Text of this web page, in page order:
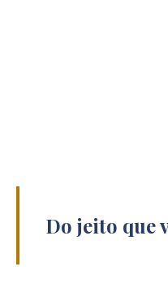
Do jeito que